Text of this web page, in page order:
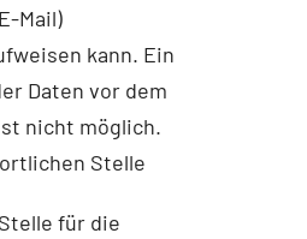
Mail)
kann. Ein
Daten vor dem
nicht möglich.
Stelle
für die